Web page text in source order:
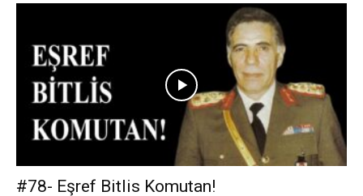
#78- Eşref Bitlis Komutan!